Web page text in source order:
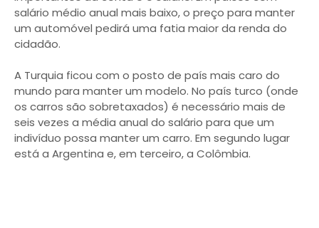
salário médio anual mais baixo, o preço para manter
um automóvel pedirá uma fatia maior da renda do
cidadão.
A Turquia ficou com o posto de país mais caro do
mundo para manter um modelo. No país turco (onde
os carros são sobretaxados) é necessário mais de
seis vezes a média anual do salário para que um
indivíduo possa manter um carro. Em segundo lugar
está a Argentina e, em terceiro, a Colômbia.